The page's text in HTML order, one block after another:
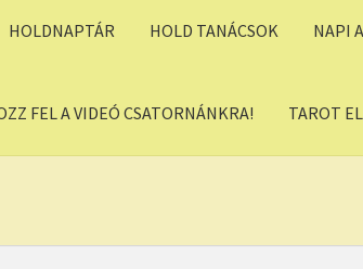
HOLDNAPTÁR HOLD TANÁCSOK NAPI
FEL A VIDEÓ CSATORNÁNKRA! TAROT